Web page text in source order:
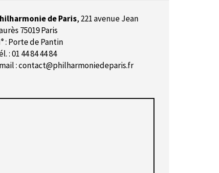
de Paris, 221 avenue Jean
75019 Paris
: Porte de Pantin
: 01 44 84 44 84
:contact@philharmoniedeparis.fr